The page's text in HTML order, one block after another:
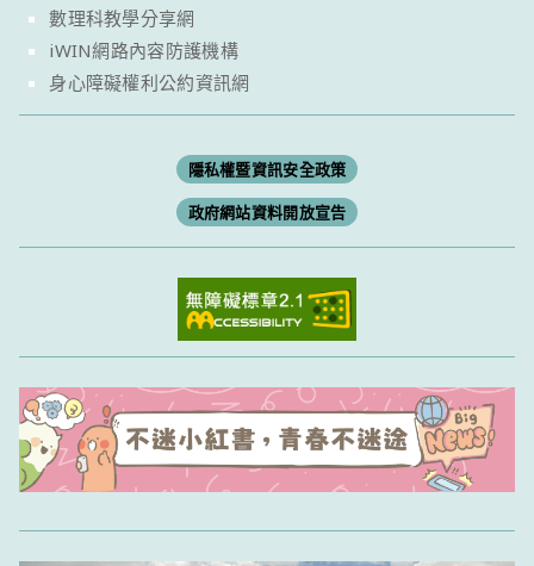
數理科教學分享網
iWIN網路內容防護機構
身心障礙權利公約資訊網
隱私權暨資訊安全政策
政府網站資料開放宣告